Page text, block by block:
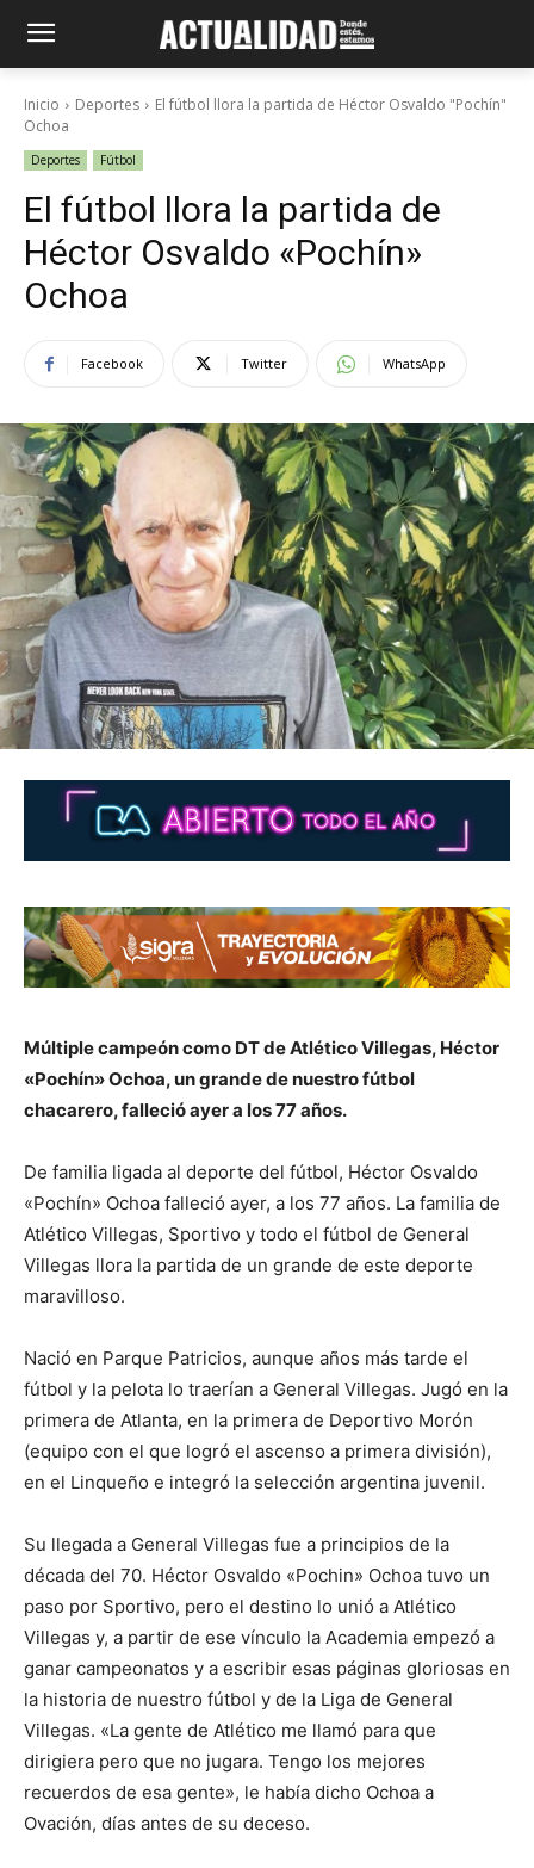
Inicio Deportes
El fútbol llora la partida de Héctor Osvaldo "Pochín"
Ochoa
Deportes Fútbol
El fútbol llora la partida de
Héctor Osvaldo «Pochín»
Ochoa
Facebook Twitter WhatsApp
Múltiple campeón como DT de Atlético Villegas, Héctor
«Pochín» Ochoa, un grande de nuestro fútbol
chacarero, falleció ayer a los 77 años.
De familia ligada al deporte del fútbol, Héctor Osvaldo
«Pochín» Ochoa falleció ayer, a los 77 años. La familia de
Atlético Villegas, Sportivo y todo el fútbol de General
Villegas llora la partida de un grande de este deporte
maravilloso.
Nació en Parque Patricios, aunque años más tarde el
fútbol y la pelota lo traerían a General Villegas. Jugó en la
primera de Atlanta, en la primera de Deportivo Morón
(equipo con el que logró el ascenso a primera división),
en el Linqueño e integró la selección argentina juvenil.
Su llegada a General Villegas fue a principios de la
década del 70. Héctor Osvaldo «Pochin» Ochoa tuvo un
paso por Sportivo, pero el destino lo unió a Atlético
Villegas y, a partir de ese vínculo la Academia empezó a
ganar campeonatos y a escribir esas páginas gloriosas en
la historia de nuestro fútbol y de la Liga de General
Villegas. «La gente de Atlético me llamó para que
dirigiera pero que no jugara. Tengo los mejores
recuerdos de esa gente», le había dicho Ochoa a
Ovación, días antes de su deceso.